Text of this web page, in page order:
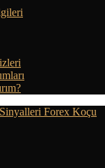
Forex Koçu